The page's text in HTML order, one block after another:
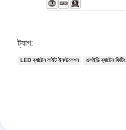
ট্যাগ:
LED ব্যাটেন লাইট ইনস্টলেশন এলইডি ব্যাটেন ফিটিং